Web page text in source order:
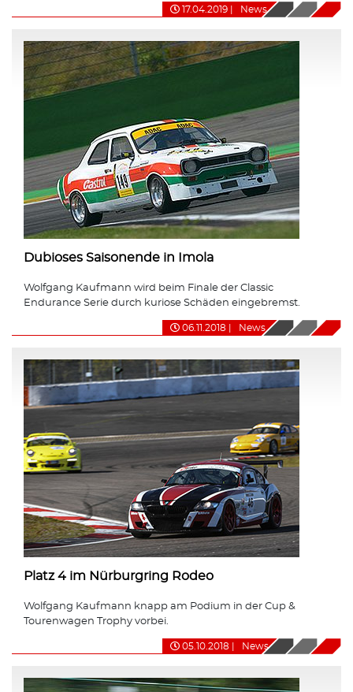
17.04.2019 News
Dubioses Saisonende in Imola
Wolfgang Kaufmann wird beim Finale der Classic
Endurance Serie durch kuriose Schäden eingebremst.
06.11.2018 News
Platz 4 im Nürburgring Rodeo
Wolfgang Kaufmann knapp am Podium in der Cup &
Tourenwagen Trophy vorbei.
05.10.2018 News